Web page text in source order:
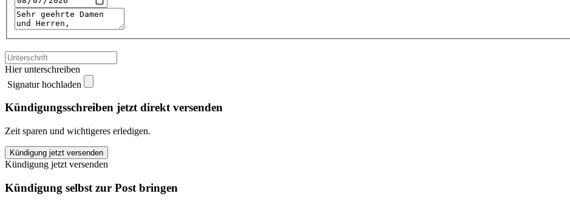
Hier unterschreiben
Signatur hochladen
Kündigungsschreiben jetzt direkt versenden
Zeit sparen und wichtigeres erledigen.
Communication
Services
TELE2
GmbH
kündigen
Kündigung jetzt versenden
Kündigung jetzt versenden
Kündigung selbst zur Post bringen